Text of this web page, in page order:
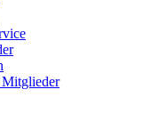
Mitglieder